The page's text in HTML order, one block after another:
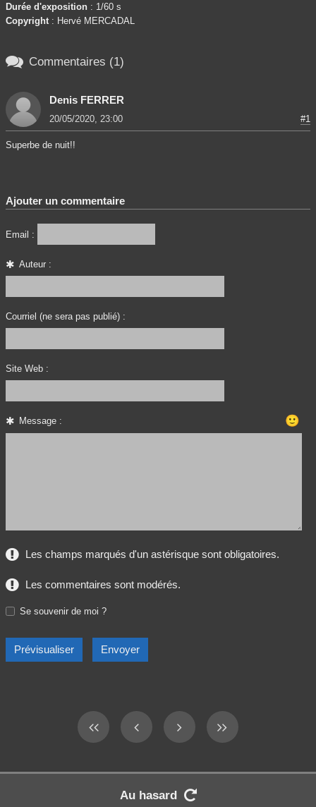
Durée d'exposition : 1/60 s
Copyright : Hervé MERCADAL
 Commentaires (1)
Denis FERRER
20/05/2020, 23:00 #1
Superbe de nuit!!
Ajouter un commentaire
Email :
Auteur :
Courriel (ne sera pas publié) :
Site Web :
Message : 🙂
Les champs marqués d'un astérisque sont obligatoires.
Les commentaires sont modérés.
Se souvenir de moi ?
Au hasard 